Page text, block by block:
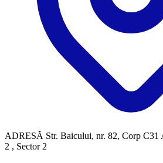
ADRESĂ Str. Baicului, nr. 82, Corp C31
2 , Sector 2